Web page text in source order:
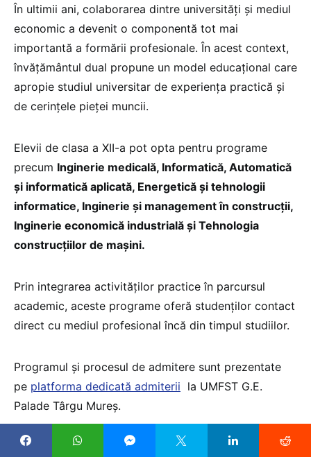
În ultimii ani, colaborarea dintre universități și mediul
economic a devenit o componentă tot mai
importantă a formării profesionale. În acest context,
învățământul dual propune un model educațional care
apropie studiul universitar de experiența practică și
de cerințele pieței muncii.
Elevii de clasa a XII-a pot opta pentru programe
precum Inginerie medicală, Informatică, Automatică
și informatică aplicată, Energetică și tehnologii
informatice, Inginerie și management în construcții,
Inginerie economică industrială și Tehnologia
construcțiilor de mașini.
Prin integrarea activităților practice în parcursul
academic, aceste programe oferă studenților contact
direct cu mediul profesional încă din timpul studiilor.
Programul și procesul de admitere sunt prezentate
pe platforma dedicată admiterii la UMFST G.E.
Palade Târgu Mureș.
O universitate cu programe pentru o lume